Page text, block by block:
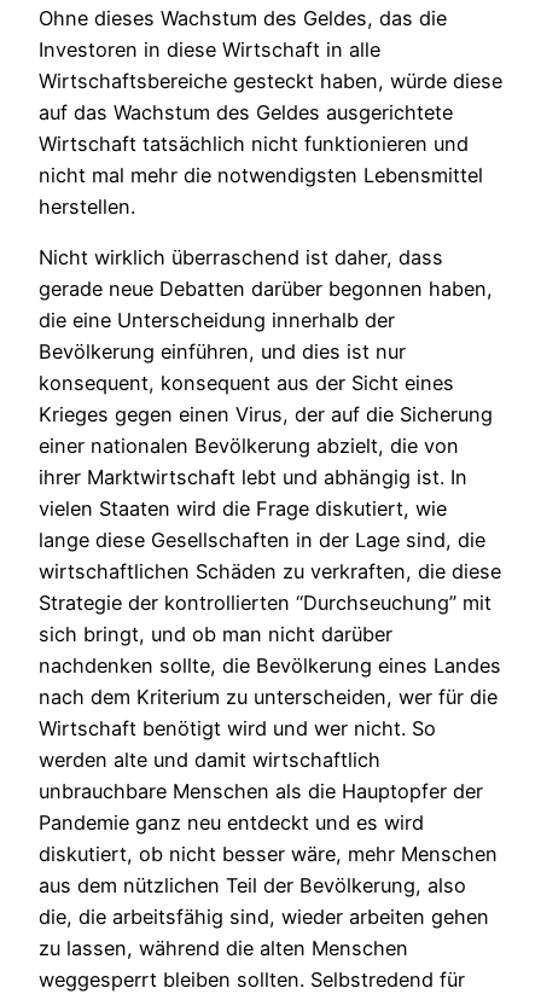
Ohne dieses Wachstum des Geldes, das die
Investoren in diese Wirtschaft in alle
Wirtschaftsbereiche gesteckt haben, würde diese
auf das Wachstum des Geldes ausgerichtete
Wirtschaft tatsächlich nicht funktionieren und
nicht mal mehr die notwendigsten Lebensmittel
herstellen.
Nicht wirklich überraschend ist daher, dass
gerade neue Debatten darüber begonnen haben,
die eine Unterscheidung innerhalb der
Bevölkerung einführen, und dies ist nur
konsequent, konsequent aus der Sicht eines
Krieges gegen einen Virus, der auf die Sicherung
einer nationalen Bevölkerung abzielt, die von
ihrer Marktwirtschaft lebt und abhängig ist. In
vielen Staaten wird die Frage diskutiert, wie
lange diese Gesellschaften in der Lage sind, die
wirtschaftlichen Schäden zu verkraften, die diese
Strategie der kontrollierten “Durchseuchung” mit
sich bringt, und ob man nicht darüber
nachdenken sollte, die Bevölkerung eines Landes
nach dem Kriterium zu unterscheiden, wer für die
Wirtschaft benötigt wird und wer nicht. So
werden alte und damit wirtschaftlich
unbrauchbare Menschen als die Hauptopfer der
Pandemie ganz neu entdeckt und es wird
diskutiert, ob nicht besser wäre, mehr Menschen
aus dem nützlichen Teil der Bevölkerung, also
die, die arbeitsfähig sind, wieder arbeiten gehen
zu lassen, während die alten Menschen
weggesperrt bleiben sollten. Selbstredend für